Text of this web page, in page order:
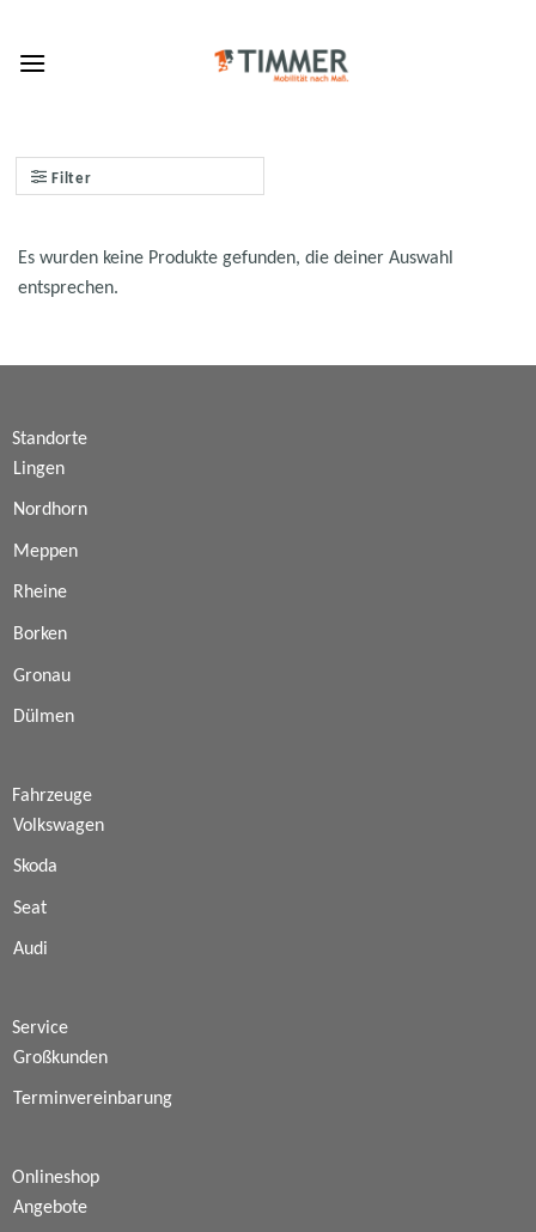
content
Filter
Es wurden keine Produkte gefunden, die deiner Auswahl
entsprechen.
Standorte
Lingen
Nordhorn
Meppen
Rheine
Borken
Gronau
Dülmen
Fahrzeuge
Volkswagen
Skoda
Seat
Audi
Service
Großkunden
Terminvereinbarung
Onlineshop
Angebote